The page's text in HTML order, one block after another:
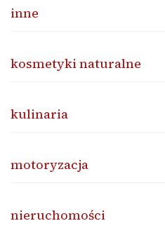
inne
kosmetyki naturalne
kulinaria
motoryzacja
nieruchomości